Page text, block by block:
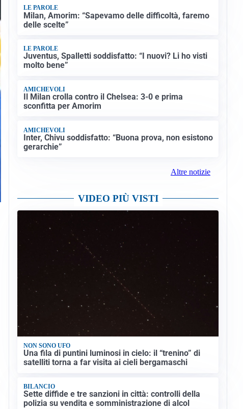
LE PAROLE
Milan, Amorim: “Sapevamo delle difficoltà, faremo
delle scelte”
LE PAROLE
Juventus, Spalletti soddisfatto: “I nuovi? Li ho visti
molto bene”
AMICHEVOLI
Il Milan crolla contro il Chelsea: 3-0 e prima
sconfitta per Amorim
AMICHEVOLI
Inter, Chivu soddisfatto: “Buona prova, non esistono
gerarchie”
Altre notizie
VIDEO PIÙ VISTI
NON SONO UFO
Una fila di puntini luminosi in cielo: il “trenino” di
satelliti torna a far visita ai cieli bergamaschi
BILANCIO
Sette diffide e tre sanzioni in città: controlli della
polizia su vendita e somministrazione di alcol